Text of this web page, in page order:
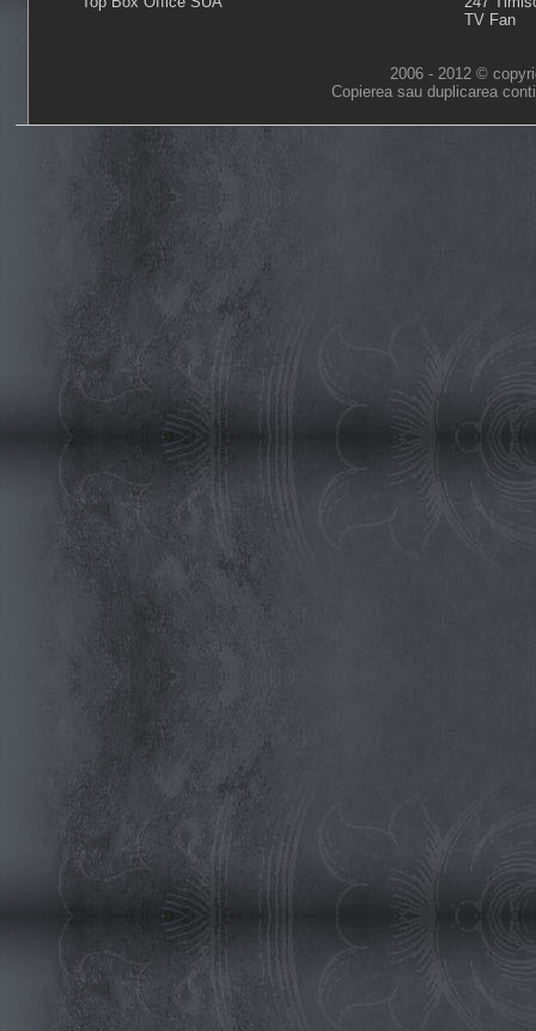
TV Fan
2006 - 2012 ©
Copierea sau duplicarea